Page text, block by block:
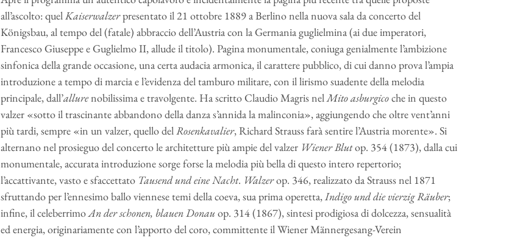
all’ascolto: quelKaiserwalzerpresentato il 21 ottobre 1889 a Berlino nella nuova sala da concerto del
Königsbau, al tempo del (fatale) abbraccio dell’Austria con la Germania guglielmina (ai due imperatori,
Francesco Giuseppe e Guglielmo II, allude il titolo). Pagina monumentale, coniuga genialmente l’ambizione
sinfonica della grande occasione, una certa audacia armonica, il carattere pubblico, di cui danno prova l’ampia
introduzione a tempo di marcia e l’evidenza del tamburo militare, con il lirismo suadente della melodia
principale, dall’allurenobilissima e travolgente. Ha scritto Claudio Magris nelMito asburgicoche in questo
valzer «sotto il trascinante abbandono della danza s’annida la malinconia», aggiungendo che oltre vent’anni
più tardi, sempre «in un valzer, quello delRosenkavalier, Richard Strauss farà sentire l’Austria morente». Si
alternano nel prosieguo del concerto le architetture più ampie del valzer Wiener Blutop. 354 (1873), dalla cui
monumentale, accurata introduzione sorge forse la melodia più bella di questo intero repertorio;
l’accattivante, vasto e sfaccettato Tausend und eine Nacht. Walzerop. 346, realizzato da Strauss nel 1871
sfruttando per l’ennesimo ballo viennese temi della coeva, sua prima operetta,Indigo und die vierzig Räuber;
infine, il celeberrimoAn der schonen, blauen Donau op. 314 (1867), sintesi prodigiosa di dolcezza, sensualità
ed energia, originariamente con l’apporto del coro, committente il Wiener Männergesang-Verein